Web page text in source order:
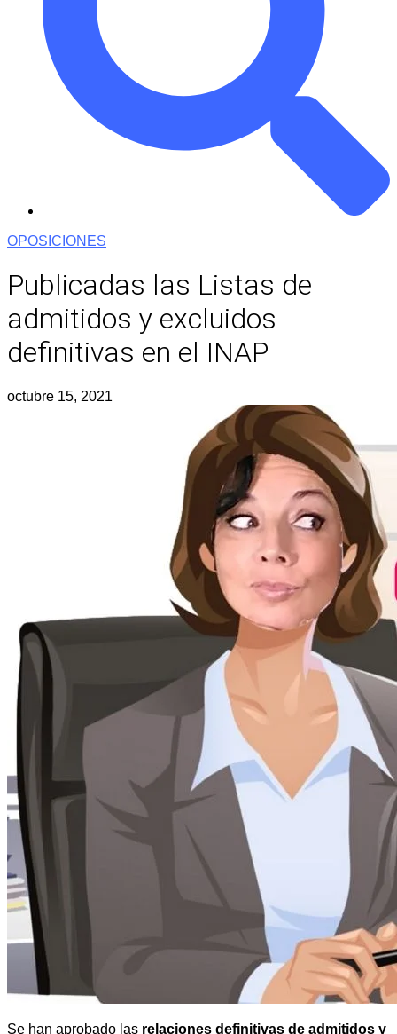
OPOSICIONES
Publicadas las Listas de
admitidos y excluidos
definitivas en el INAP
octubre 15, 2021
Se han aprobado las relaciones definitivas de admitidos y